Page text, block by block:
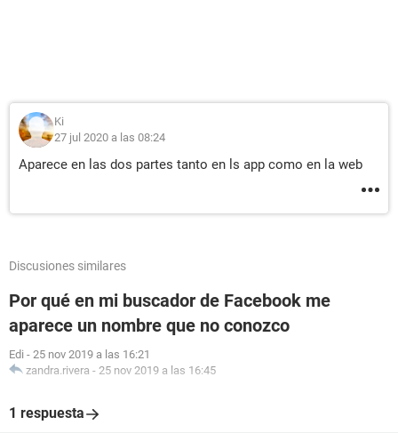
Ki
27 jul 2020 a las 08:24
Aparece en las dos partes tanto en ls app como en la web
Discusiones similares
Por qué en mi buscador de Facebook me
aparece un nombre que no conozco
Edi - 25 nov 2019 a las 16:21
zandra.rivera - 25 nov 2019 a las 16:45
1 respuesta